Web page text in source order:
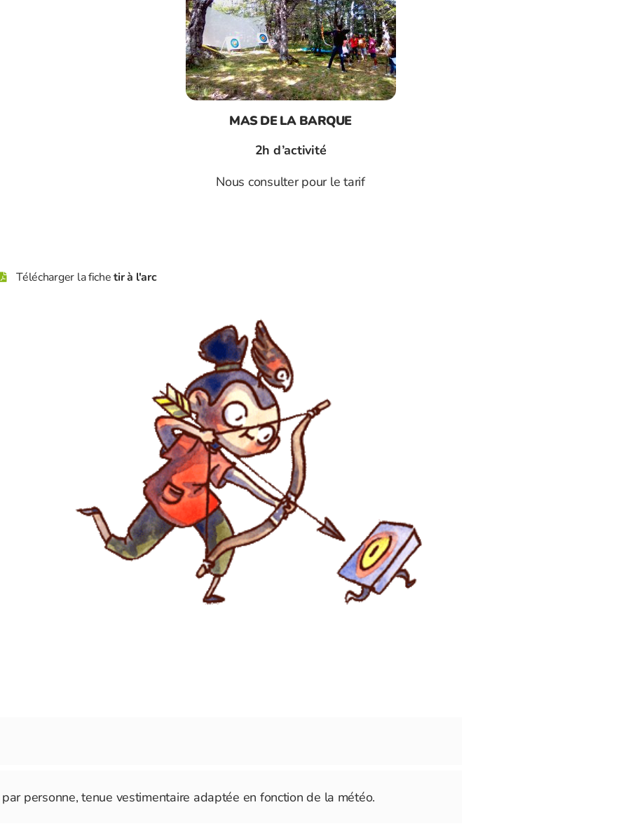
MAS DE LA BARQUE
2h d’activité
Nous consulter pour le tarif
Télécharger la fichetir à l'arc
personne, tenue vestimentaire adaptée en fonction de la météo.